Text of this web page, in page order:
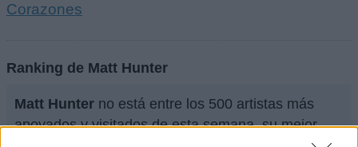
Corazones
Ranking de Matt Hunter
Matt Hunter no está entre los 500 artistas más
apoyados y visitados de esta semana, su mejor